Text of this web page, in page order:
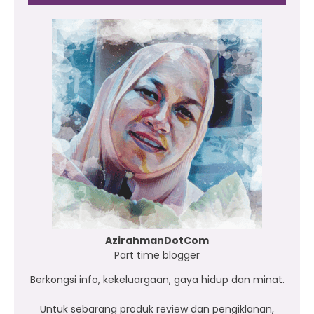
AzirahmanDotCom
Part time blogger
Berkongsi info, kekeluargaan, gaya hidup dan minat.
Untuk sebarang produk review dan pengiklanan,